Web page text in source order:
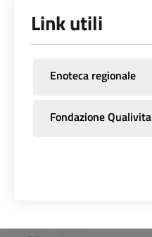
Link utili
Enoteca regionale
Fondazione Qualivita